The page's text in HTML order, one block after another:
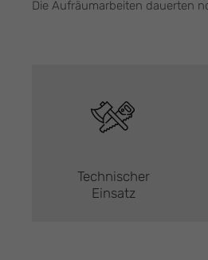
Die Aufräumarbeiten dauerten
Technischer
Einsatz